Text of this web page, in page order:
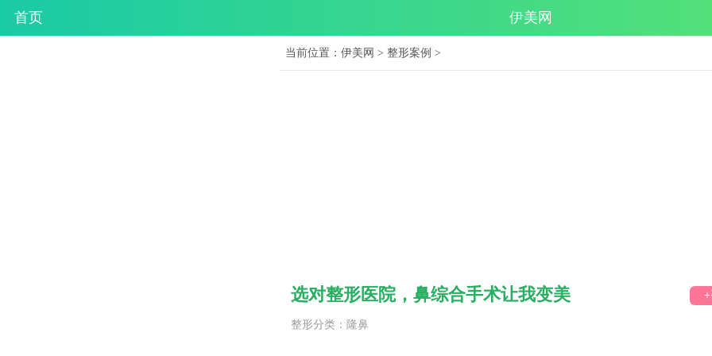
首页 伊美网
当前位置：伊美网 >整形案例 >
选对整形医院，鼻综合手术让我变美
整形分类：隆鼻